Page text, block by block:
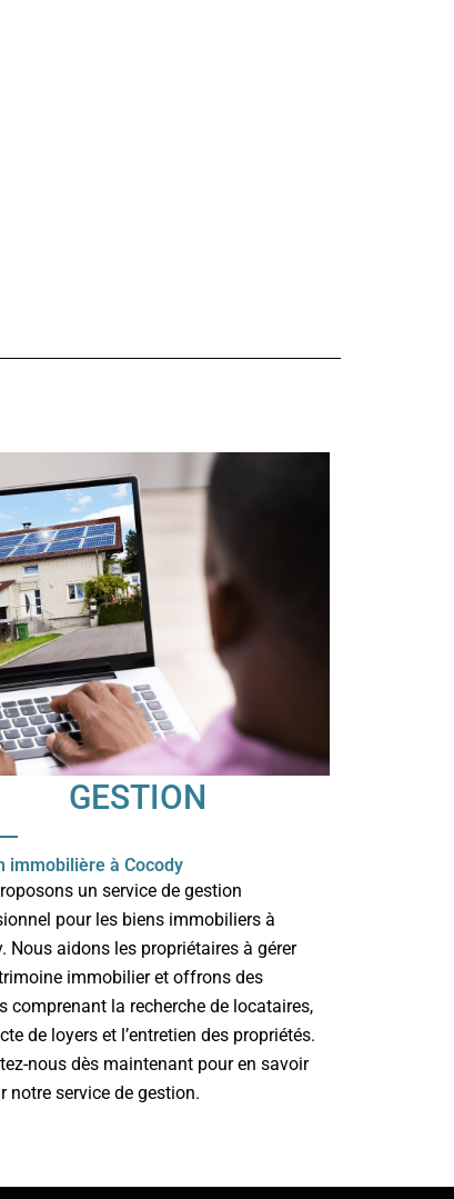
GESTION
immobilière à Cocody
un service de gestion
pour les biens immobiliers à
Nous aidons les propriétaires à gérer
immobilier et offrons des
comprenant la recherche de locataires,
de loyers et l’entretien des propriétés.
nous dès maintenant pour en savoir
notre service de gestion.